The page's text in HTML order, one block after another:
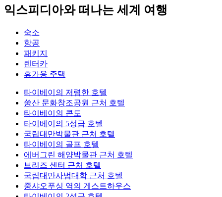
익스피디아와 떠나는 세계 여행
숙소
항공
패키지
렌터카
휴가용 주택
타이베이의 저렴한 호텔
쑹산 문화창조공원 근처 호텔
타이베이의 콘도
타이베이의 5성급 호텔
국립대만박물관 근처 호텔
타이베이의 골프 호텔
에버그린 해양박물관 근처 호텔
브리즈 센터 근처 호텔
국립대만사범대학 근처 호텔
중샤오푸싱 역의 게스트하우스